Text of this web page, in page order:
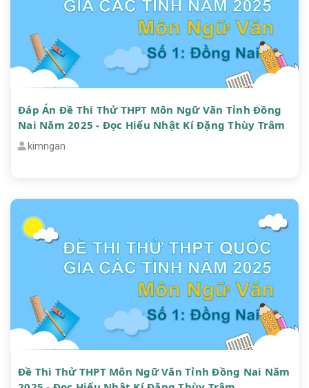
Đáp Án Đề Thi Thử THPT Môn Ngữ Văn Tỉnh Đồng
Nai Năm 2025 - Đọc Hiểu Nhật Kí Đặng Thùy Trâm
kimngan
Đề Thi Thử THPT Môn Ngữ Văn Tỉnh Đồng Nai Năm